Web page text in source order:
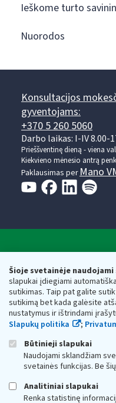
Šioje svetainėje
slapukai įdiegiami
sutikimas. Taip pat galite
sutikimą bet kada galėsite
nustatymus ir ištrindami
Slapukų politika
;
Būtinieji slapukai
Naudojami sklandžiam
svetainės funkcijas. Be
Analitiniai slapukai
Renka statistinę
Ieškome turto
Nuorodos
Konsultacijos
gyventojams:
+370 5 260 5060
Darbo laikas: I-IV 8.00-
Prieššventinę dieną - viena
Kiekvieno mėnesio antrą
Paklausimas perMano
Valstybinė mokesčių
Respublikos finansų
Biudžetinė įstaiga. Juridinio
adresas: Vasario 16-osios g.
vmi@vmi.lt , E. pristatymo
Duomenys apie Valstybinę
Respublikos finansų